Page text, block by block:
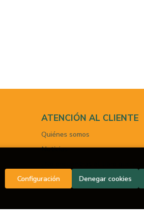
ATENCIÓN AL CLIENTE
Quiénes somos
Noticias
Configuración Denegar cookies